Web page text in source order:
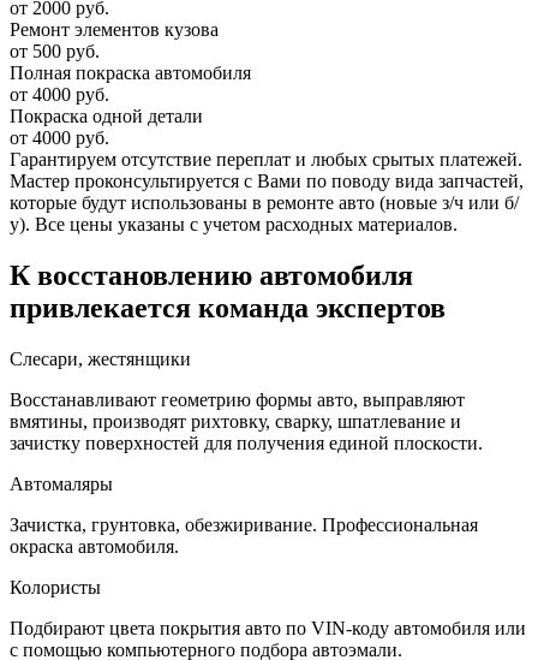
от 2000 руб.
Ремонт элементов кузова
от 500 руб.
Полная покраска автомобиля
от 4000 руб.
Покраска одной детали
от 4000 руб.
Гарантируем отсутствие переплат и любых срытых платежей.
Мастер проконсультируется с Вами по поводу вида запчастей,
которые будут использованы в ремонте авто (новые з/ч или б/
у). Все цены указаны с учетом расходных материалов.
К восстановлению автомобиля
привлекается команда экспертов
Слесари, жестянщики
Восстанавливают геометрию формы авто, выправляют
вмятины, производят рихтовку, сварку, шпатлевание и
зачистку поверхностей для получения единой плоскости.
Автомаляры
Зачистка, грунтовка, обезжиривание. Профессиональная
окраска автомобиля.
Колористы
Подбирают цвета покрытия авто по VIN-коду автомобиля или
с помощью компьютерного подбора автоэмали.